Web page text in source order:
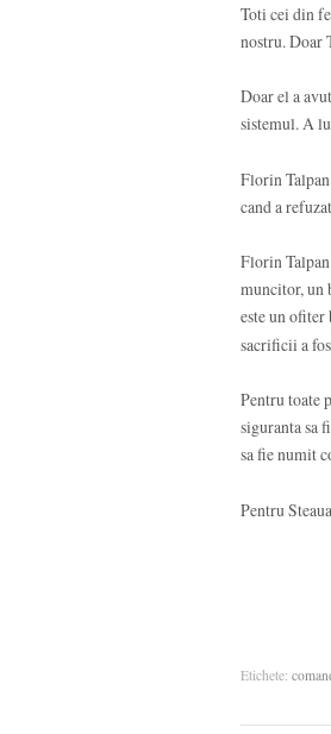
Toti cei din
nostru. Doar
Doar el a
sistemul. A
Florin
cand a
Florin
muncitor, un
este un
sacrificii a
Pentru toate
siguranta sa
sa fie numit
Pentru
Etichete: